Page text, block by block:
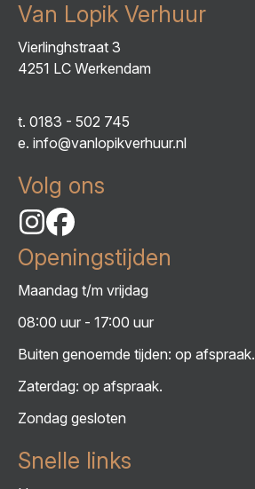
Van Lopik Verhuur
Vierlinghstraat 3
4251 LC Werkendam
t. 0183 - 502 745
e. info@vanlopikverhuur.nl
Volg ons
Openingstijden
Maandag t/m vrijdag
08:00 uur - 17:00 uur
Buiten genoemde tijden: op afspraak.
Zaterdag: op afspraak.
Zondag gesloten
Snelle links